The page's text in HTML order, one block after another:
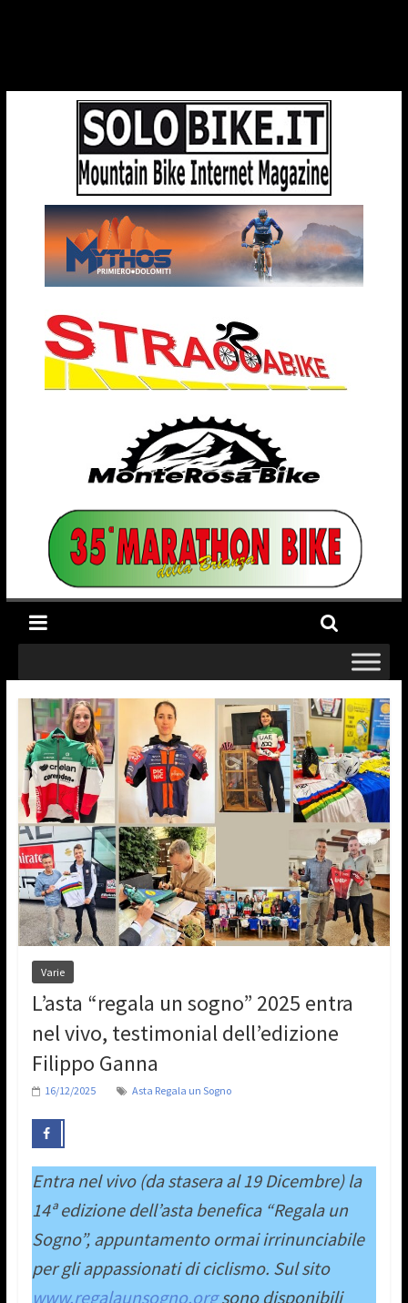
Varie
L’asta “regala un sogno” 2025 entra
nel vivo, testimonial dell’edizione
Filippo Ganna
16/12/2025 Asta Regala un Sogno
Entra nel vivo (da stasera al 19 Dicembre) la
14ª edizione dell’asta benefica “Regala un
Sogno”, appuntamento ormai irrinunciabile
per gli appassionati di ciclismo. Sul sito
www.regalaunsogno.orgsono disponibili